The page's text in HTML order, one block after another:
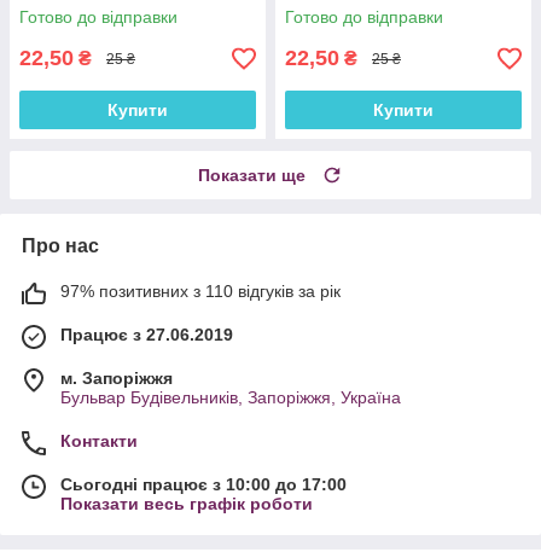
Готово до відправки
22,50 ₴ 25 ₴
Купити
Готово до відправки
22,50 ₴ 25 ₴
Купити
Показати ще
Про нас
97% позитивних з 110 відгуків за рік
Працює з 27.06.2019
м. Запоріжжя
Бульвар Будівельників, Запоріжжя, Україна
Контакти
Сьогодні працює з 10:00 до 17:00
Показати весь графік роботи